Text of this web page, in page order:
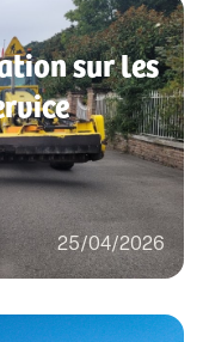
sur les
25/04/2026